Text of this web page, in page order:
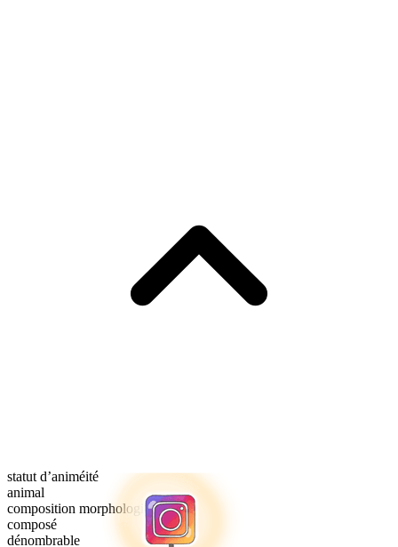
statut d’animéité
animal
composition morphologique
composé
dénombrable